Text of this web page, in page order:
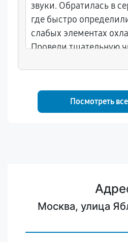
звуки. Обратилась в
где быстро
слабых элементах
Провели тщательную
техника снова
доставляет хлопот.
Константину за
Посмотреть
Москва, улица